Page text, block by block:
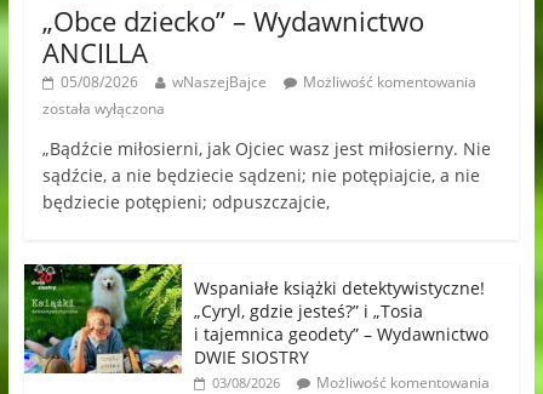
„Obce dziecko” – Wydawnictwo
ANCILLA
05/08/2026 wNaszejBajce
Możliwość komentowania
została wyłączona
„Bądźcie miłosierni, jak Ojciec wasz jest miłosierny. Nie
sądźcie, a nie będziecie sądzeni; nie potępiajcie, a nie
będziecie potępieni; odpuszczajcie,
Wspaniałe książki detektywistyczne!
„Cyryl, gdzie jesteś?” i „Tosia
i tajemnica geodety” – Wydawnictwo
DWIE SIOSTRY
03/08/2026
Możliwość komentowania